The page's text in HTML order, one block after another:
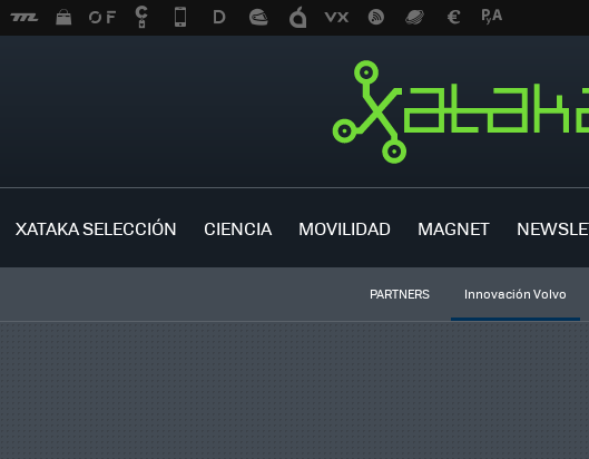
XATAKA SELECCIÓN CIENCIA MOVILIDAD MAGNET
PARTNERS Innovación Volvo